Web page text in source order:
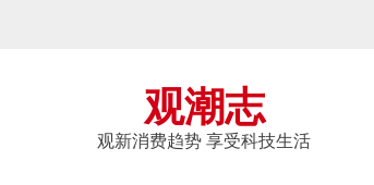
观潮志
观新消费趋势 享受科技生活